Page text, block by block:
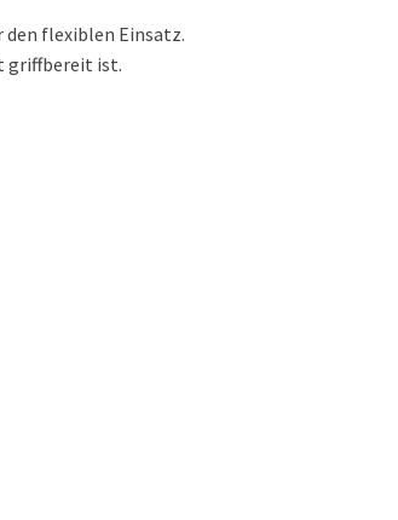
flexiblen Einsatz.
griffbereit ist.